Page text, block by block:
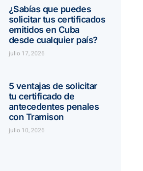
¿Sabías que puedes
solicitar tus certificados
emitidos en Cuba
desde cualquier país?
julio 17, 2026
5 ventajas de solicitar
tu certificado de
antecedentes penales
con Tramison
julio 10, 2026